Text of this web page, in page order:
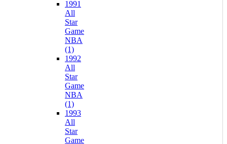
1991
All
Star
Game
NBA
(1)
1992
All
Star
Game
NBA
(1)
1993
All
Star
Game